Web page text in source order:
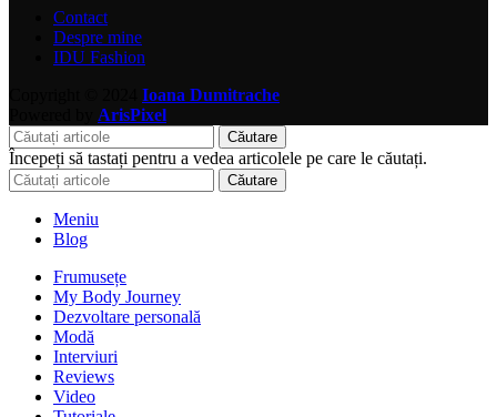
Contact
Despre mine
IDU Fashion
Ioana Dumitrache
ArisPixel
Căutare
Începeți să tastați pentru a vedea articolele pe care le căutați.
Căutare
Meniu
Blog
Frumusețe
My Body Journey
Dezvoltare personală
Modă
Interviuri
Reviews
Video